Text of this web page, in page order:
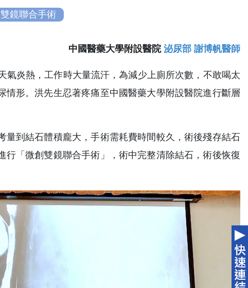
鏡聯合手術
中國醫藥大學附設醫院 泌尿部 謝博帆醫師
炎熱，工作時大量流汗，為減少上廁所次數，不敢喝太
形。洪先生忍著疼痛至中國醫藥大學附設醫院進行斷層
到結石體積龐大，手術需耗費時間較久，術後殘存結石
「微創雙鏡聯合手術」，術中完整清除結石，術後恢復